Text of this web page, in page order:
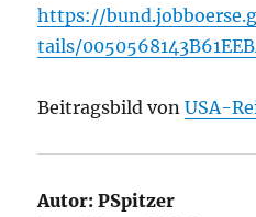
https://
tails/
Beitragsbild vonUSA-
Autor: PSpitzer